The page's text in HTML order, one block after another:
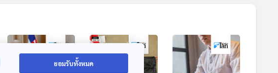
ยอมรับทั้งหมด